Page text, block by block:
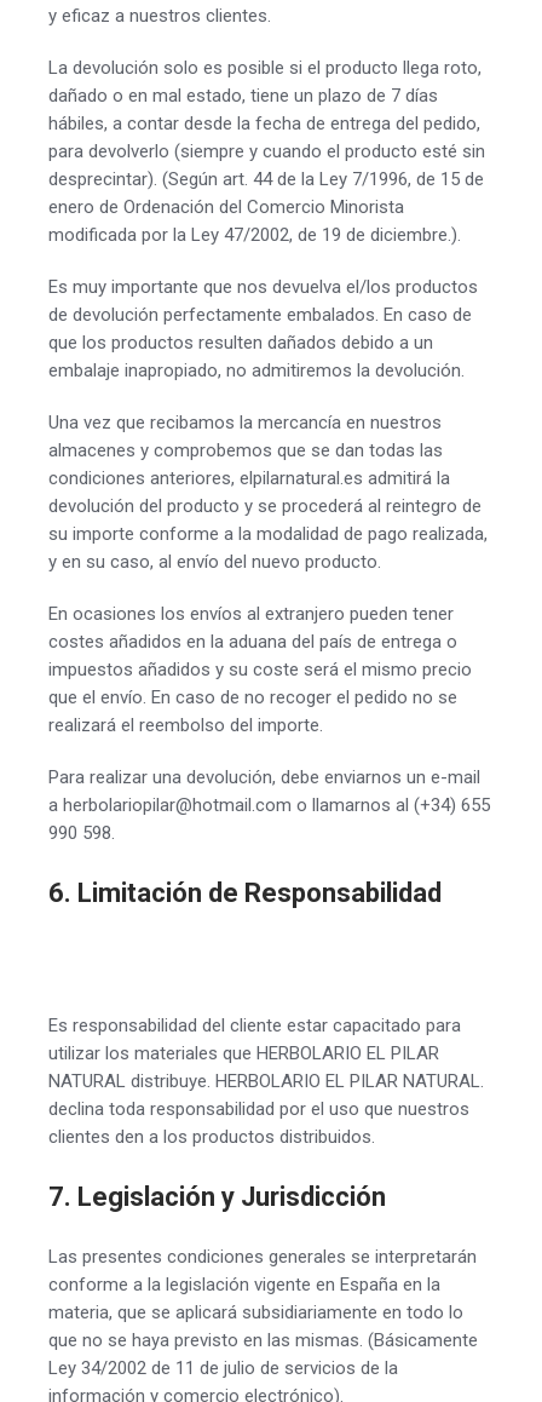
y eficaz a nuestros clientes.
La devolución solo es posible si el producto llega roto,
dañado o en mal estado, tiene un plazo de 7 días
hábiles, a contar desde la fecha de entrega del pedido,
para devolverlo (siempre y cuando el producto esté sin
desprecintar). (Según art. 44 de la Ley 7/1996, de 15 de
enero de Ordenación del Comercio Minorista
modificada por la Ley 47/2002, de 19 de diciembre.).
Es muy importante que nos devuelva el/los productos
de devolución perfectamente embalados. En caso de
que los productos resulten dañados debido a un
embalaje inapropiado, no admitiremos la devolución.
Una vez que recibamos la mercancía en nuestros
almacenes y comprobemos que se dan todas las
condiciones anteriores, elpilarnatural.es admitirá la
devolución del producto y se procederá al reintegro de
su importe conforme a la modalidad de pago realizada,
y en su caso, al envío del nuevo producto.
En ocasiones los envíos al extranjero pueden tener
costes añadidos en la aduana del país de entrega o
impuestos añadidos y su coste será el mismo precio
que el envío. En caso de no recoger el pedido no se
realizará el reembolso del importe.
Para realizar una devolución, debe enviarnos un e-mail
a herbolariopilar@hotmail.com o llamarnos al (+34) 655
990 598.
6. Limitación de Responsabilidad
Es responsabilidad del cliente estar capacitado para
utilizar los materiales que HERBOLARIO EL PILAR
NATURAL distribuye. HERBOLARIO EL PILAR NATURAL.
declina toda responsabilidad por el uso que nuestros
clientes den a los productos distribuidos.
7. Legislación y Jurisdicción
Las presentes condiciones generales se interpretarán
conforme a la legislación vigente en España en la
materia, que se aplicará subsidiariamente en todo lo
que no se haya previsto en las mismas. (Básicamente
Ley 34/2002 de 11 de julio de servicios de la
información y comercio electrónico).